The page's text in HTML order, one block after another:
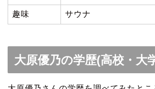
趣味 サウナ
大原優乃の学歴(高校・大